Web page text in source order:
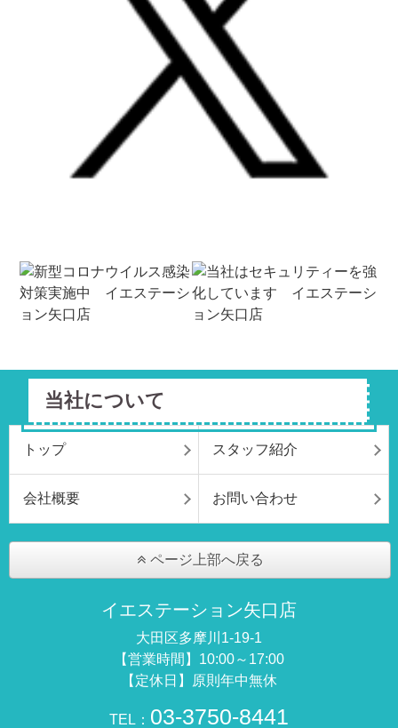
当社について
トップ スタッフ紹介
会社概要 お問い合わせ
ページ上部へ戻る
イエステーション矢口店
大田区多摩川1-19-1
【営業時間】10:00～17:00
【定休日】原則年中無休
TEL： 03-3750-8441